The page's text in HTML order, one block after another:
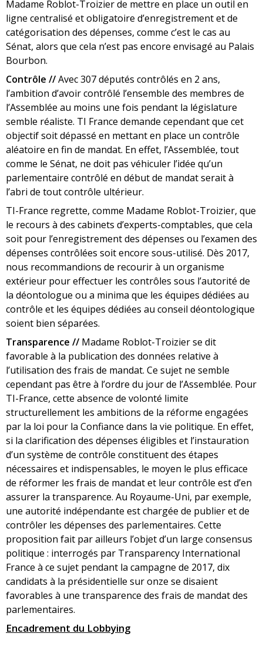
Madame Roblot-Troizier de mettre en place un outil en
ligne centralisé et obligatoire d’enregistrement et de
catégorisation des dépenses, comme c’est le cas au
Sénat, alors que cela n’est pas encore envisagé au Palais
Bourbon.
Contrôle //Avec 307 députés contrôlés en 2 ans,
l’ambition d’avoir contrôlé l’ensemble des membres de
l’Assemblée au moins une fois pendant la législature
semble réaliste. TI France demande cependant que cet
objectif soit dépassé en mettant en place un contrôle
aléatoire en fin de mandat. En effet, l’Assemblée, tout
comme le Sénat, ne doit pas véhiculer l’idée qu’un
parlementaire contrôlé en début de mandat serait à
l’abri de tout contrôle ultérieur.
TI-France regrette, comme Madame Roblot-Troizier, que
le recours à des cabinets d’experts-comptables, que cela
soit pour l’enregistrement des dépenses ou l’examen des
dépenses contrôlées soit encore sous-utilisé. Dès 2017,
nous recommandions de recourir à un organisme
extérieur pour effectuer les contrôles sous l’autorité de
la déontologue ou a minima que les équipes dédiées au
contrôle et les équipes dédiées au conseil déontologique
soient bien séparées.
Transparence // Madame Roblot-Troizier se dit
favorable à la publication des données relative à
l’utilisation des frais de mandat. Ce sujet ne semble
cependant pas être à l’ordre du jour de l’Assemblée. Pour
TI-France, cette absence de volonté limite
structurellement les ambitions de la réforme engagées
par la loi pour la Confiance dans la vie politique. En effet,
si la clarification des dépenses éligibles et l’instauration
d’un système de contrôle constituent des étapes
nécessaires et indispensables, le moyen le plus efficace
de réformer les frais de mandat et leur contrôle est d’en
assurer la transparence. Au Royaume-Uni, par exemple,
une autorité indépendante est chargée de publier et de
contrôler les dépenses des parlementaires. Cette
proposition fait par ailleurs l’objet d’un large consensus
politique : interrogés par Transparency International
France à ce sujet pendant la campagne de 2017, dix
candidats à la présidentielle sur onze se disaient
favorables à une transparence des frais de mandat des
parlementaires.
Encadrement du Lobbying